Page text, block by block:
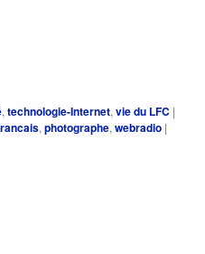
diminuer
,technologie-Internet,vie du LFC |
,photographe,webradio |